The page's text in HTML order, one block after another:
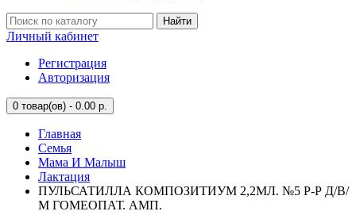
Найти
Личный кабинет
Регистрация
Авторизация
0 товар(ов) - 0.00 р.
Главная
Семья
Мама И Малыш
Лактация
ПУЛЬСАТИЛЛА КОМПОЗИТИУМ 2,2МЛ. №5 Р-Р Д/В/
М ГОМЕОПАТ. АМП.